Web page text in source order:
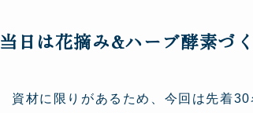
当日は花摘み&ハーブ酵素づ
資材に限りがあるため、今回は先着30